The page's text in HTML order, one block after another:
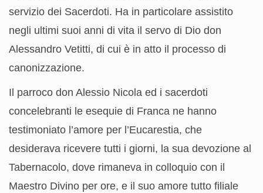
servizio dei Sacerdoti. Ha in particolare assistito
negli ultimi suoi anni di vita il servo di Dio don
Alessandro Vetitti, di cui è in atto il processo di
canonizzazione.
Il parroco don Alessio Nicola ed i sacerdoti
concelebranti le esequie di Franca ne hanno
testimoniato l’amore per l’Eucarestia, che
desiderava ricevere tutti i giorni, la sua devozione al
Tabernacolo, dove rimaneva in colloquio con il
Maestro Divino per ore, e il suo amore tutto filiale